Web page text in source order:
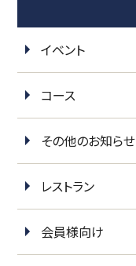
イベント
コース
その他のお知らせ
レストラン
会員様向け